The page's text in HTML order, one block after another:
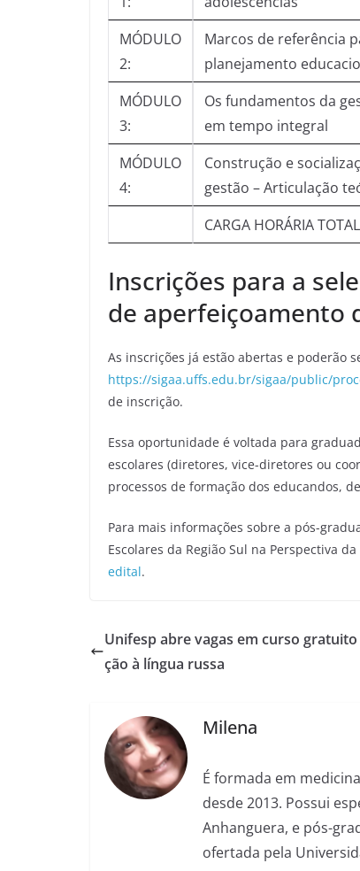
MÓDULO
2:
Marcos de referência
planejamento
MÓDULO
3:
Os fundamentos da
em tempo integral
MÓDULO
4:
Construção e
gestão – Articulação
CARGA HORÁRIA TOTAL
Inscrições para a
de aperfeiçoamento
As inscrições já estão abertas e poderão
https://sigaa.uffs.edu.br/sigaa/public/
de inscrição.
Essa oportunidade é voltada para
escolares (diretores, vice-diretores ou
processos de formação dos educandos,
Para mais informações sobre a pós-
Escolares da Região Sul na Perspectiva
edital.
Unifesp abre vagas em curso
ção à língua russa
Milena
É formada em
desde 2013. Possui
Anhanguera, e pós-
ofertada pela